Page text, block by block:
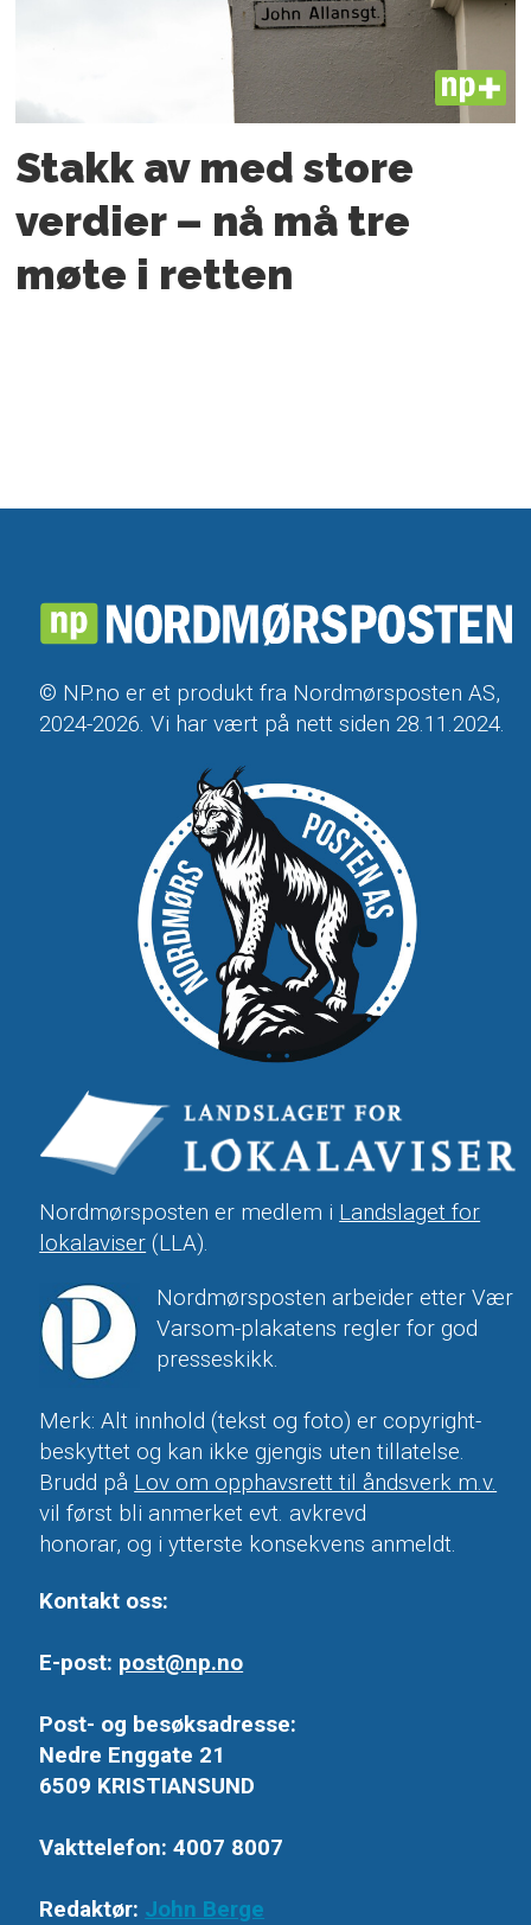
PLUS
Stakk av med store
verdier – nå må tre
møte i retten
© NP.no er et produkt fra Nordmørsposten AS,
2024-2026. Vi har vært på nett siden 28.11.2024.
Nordmørsposten er medlem i Landslaget for
lokalaviser (LLA).
Nordmørsposten arbeider etter Vær
Varsom-plakatens regler for god
presseskikk.
Merk: Alt innhold (tekst og foto) er copyright-
beskyttet og kan ikke gjengis uten tillatelse.
Brudd på Lov om opphavsrett til åndsverk m.v.
vil først bli anmerket evt. avkrevd
honorar, og i ytterste konsekvens anmeldt.
Kontakt oss:
E-post: post@np.no
Post- og besøksadresse:
Nedre Enggate 21
6509 KRISTIANSUND
Vakttelefon: 4007 8007
Redaktør: John Berge